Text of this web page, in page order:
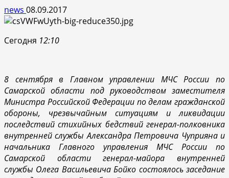
news 08.09.2017
Сегодня 12:10
8 сентября в Главном управлении МЧС России по
Самарской области под руководством заместителя
Министра Российской Федерации по делам гражданской
обороны, чрезвычайным ситуациям и ликвидации
последствий стихийных бедствий генерал-полковника
внутренней службы Александра Петровича Чуприяна и
начальника Главного управления МЧС России по
Самарской области генерал-майора внутренней
службы Олега Васильевича Бойко состоялось заседание